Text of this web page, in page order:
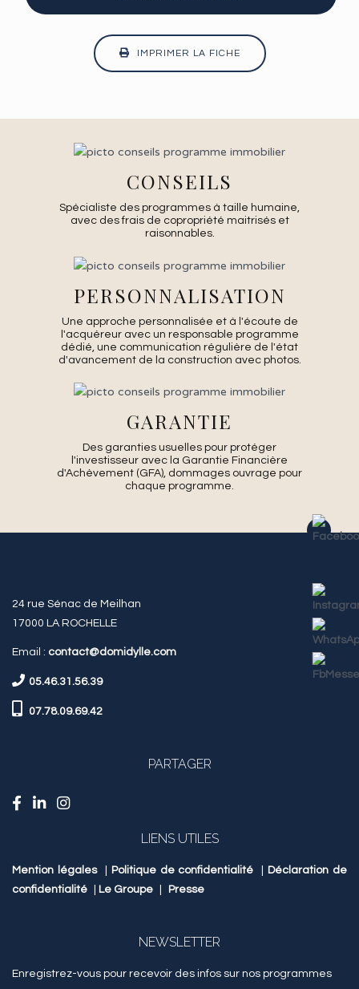
IMPRIMER LA FICHE
CONSEILS
Spécialiste des programmes à taille humaine,
avec des frais de copropriété maitrisés et
raisonnables.
PERSONNALISATION
Une approche personnalisée et à l'écoute de
l'acquéreur avec un responsable programme
dédié, une communication régulière de l'état
d'avancement de la construction avec photos.
GARANTIE
Des garanties usuelles pour protéger
l'investisseur avec la Garantie Financière
d'Achèvement (GFA), dommages ouvrage pour
chaque programme.
24 rue Sénac de Meilhan
17000 LA ROCHELLE
Email : contact@domidylle.com
05.46.31.56.39
07.78.09.69.42
PARTAGER
LIENS UTILES
Mention légales Politique de confidentialité
Déclaration de
confidentialité
Le Groupe Presse
NEWSLETTER
Enregistrez-vous pour recevoir des infos sur nos programmes